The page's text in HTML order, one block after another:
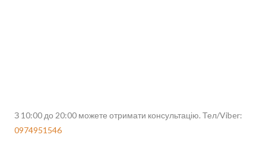
З 10:00 до 20:00 можете отримати консультацію. Тел/Viber:
0974951546